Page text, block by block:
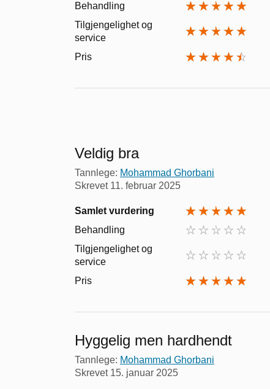
Behandling
Tilgjengelighet og
service
Pris
Veldig bra
Tannlege: Mohammad Ghorbani
Skrevet 11. februar 2025
Samlet vurdering
Behandling
Tilgjengelighet og
service
Pris
Hyggelig men hardhendt
Tannlege: Mohammad Ghorbani
Skrevet 15. januar 2025